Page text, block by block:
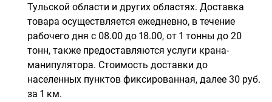
Тульской области и других областях. Доставка
товара осуществляется ежедневно, в течение
рабочего дня с 08.00 до 18.00, от 1 тонны до 20
тонн, также предоставляются услуги крана-
манипулятора. Стоимость доставки до
населенных пунктов фиксированная, далее 30 руб.
за 1 км.